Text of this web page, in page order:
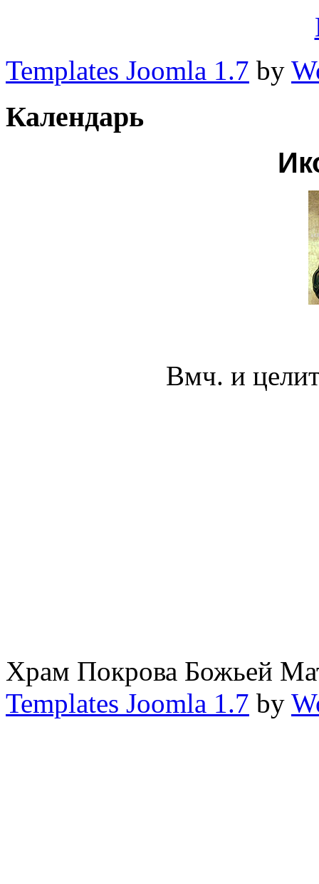
Templates Joomla 1.7 by
Календарь
Вмч. и
Храм Покрова Божьей
Templates Joomla 1.7 by